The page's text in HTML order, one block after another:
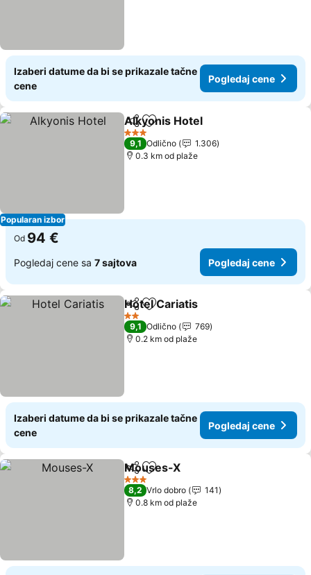
Izaberi datume da bi se prikazale tačne
cene
Pogledaj cene
Popularan izbor
Deli Dodati u favorite
Alkyonis Hotel
3 Zvezdice
9,1 Odlično
1.306
0.3 km od plaže
Od 94 €
Pogledaj cene sa 7 sajtova Pogledaj cene
Deli Dodati u favorite
Hotel Cariatis
2 Zvezdice
9,1 Odlično
769
0.2 km od plaže
Izaberi datume da bi se prikazale tačne
cene
Pogledaj cene
Deli Dodati u favorite
Mouses-X
3 Zvezdice
8,2 Vrlo dobro
141
0.8 km od plaže